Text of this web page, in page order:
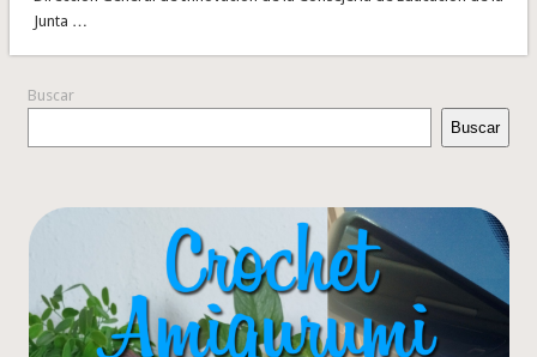
Junta …
Buscar
Buscar